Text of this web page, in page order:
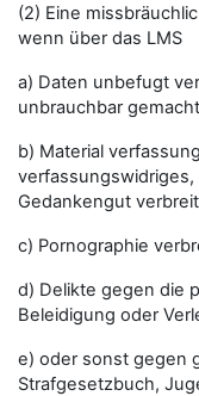
(2) Eine
wenn über das LMS
a) Daten unbefugt
unbrauchbar
b) Material
Gedankengut
c) Pornographie
d) Delikte gegen die
Beleidigung oder
e) oder sonst gegen
Strafgesetzbuch,